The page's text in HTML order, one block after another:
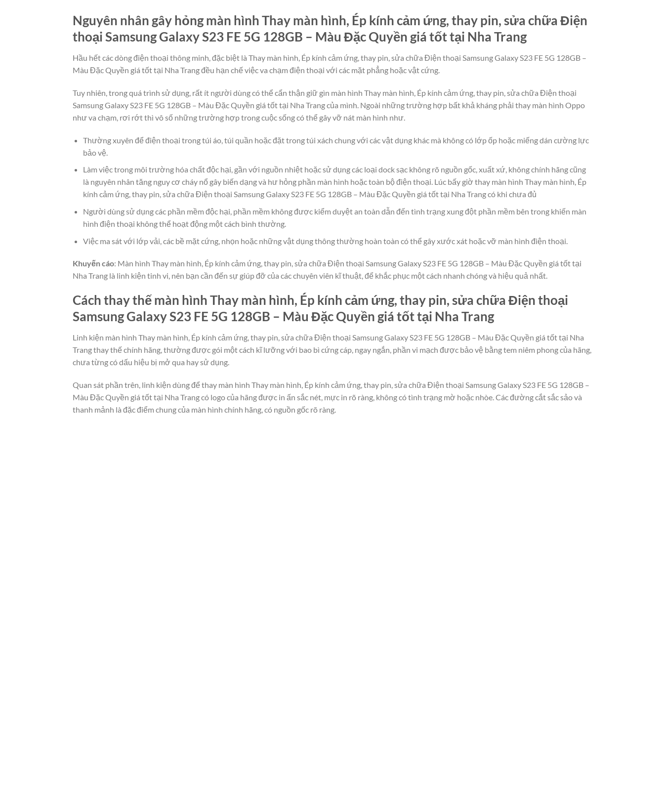
Nguyên nhân gây hỏng màn hình Thay màn hình, Ép kính cảm ứng, thay pin, sửa chữa Điện
thoại Samsung Galaxy S23 FE 5G 128GB – Màu Đặc Quyền giá tốt tại Nha Trang
Hầu hết các dòng điện thoại thông minh, đặc biệt là Thay màn hình, Ép kính cảm ứng, thay pin, sửa chữa Điện thoại Samsung Galaxy S23 FE 5G 128GB –
Màu Đặc Quyền giá tốt tại Nha Trang đều hạn chế việc va chạm điện thoại với các mặt phẳng hoặc vật cứng.
Tuy nhiên, trong quá trình sử dụng, rất ít người dùng có thể cẩn thận giữ gìn màn hình Thay màn hình, Ép kính cảm ứng, thay pin, sửa chữa Điện thoại
Samsung Galaxy S23 FE 5G 128GB – Màu Đặc Quyền giá tốt tại Nha Trang của mình. Ngoài những trường hợp bất khả kháng phải thay màn hình Oppo
như va chạm, rơi rớt thì vô số những trường hợp trong cuộc sống có thể gây vỡ nát màn hình như.
Thường xuyên để điện thoại trong túi áo, túi quần hoặc đặt trong túi xách chung với các vật dụng khác mà không có lớp ốp hoặc miếng dán cường lực
bảo vệ.
Làm việc trong môi trường hóa chất độc hại, gần với nguồn nhiệt hoặc sử dụng các loại dock sạc không rõ nguồn gốc, xuất xứ, không chính hãng cũng
là nguyên nhân tăng nguy cơ cháy nổ gây biến dạng và hư hỏng phần màn hình hoặc toàn bộ điện thoại. Lúc bấy giờ thay màn hình Thay màn hình, Ép
kính cảm ứng, thay pin, sửa chữa Điện thoại Samsung Galaxy S23 FE 5G 128GB – Màu Đặc Quyền giá tốt tại Nha Trang có khi chưa đủ
Người dùng sử dụng các phần mềm độc hại, phần mềm không được kiểm duyệt an toàn dẫn đến tình trạng xung đột phần mềm bên trong khiến màn
hình điện thoại không thể hoạt động một cách bình thường.
Việc ma sát với lớp vải, các bề mặt cứng, nhọn hoặc những vật dụng thông thường hoàn toàn có thể gây xước xát hoặc vỡ màn hình điện thoại.
Khuyến cáo: Màn hình Thay màn hình, Ép kính cảm ứng, thay pin, sửa chữa Điện thoại Samsung Galaxy S23 FE 5G 128GB – Màu Đặc Quyền giá tốt tại
Nha Trang là linh kiện tinh vi, nên bạn cần đến sự giúp đỡ của các chuyên viên kĩ thuật, để khắc phục một cách nhanh chóng và hiệu quả nhất.
Cách thay thế màn hình Thay màn hình, Ép kính cảm ứng, thay pin, sửa chữa Điện thoại
Samsung Galaxy S23 FE 5G 128GB – Màu Đặc Quyền giá tốt tại Nha Trang
Linh kiện màn hình Thay màn hình, Ép kính cảm ứng, thay pin, sửa chữa Điện thoại Samsung Galaxy S23 FE 5G 128GB – Màu Đặc Quyền giá tốt tại Nha
Trang thay thế chính hãng, thường được gói một cách kĩ lưỡng với bao bì cứng cáp, ngay ngắn, phần vi mạch được bảo vệ bằng tem niêm phong của hãng,
chưa từng có dấu hiệu bị mở qua hay sử dụng.
Quan sát phần trên, linh kiện dùng để thay màn hình Thay màn hình, Ép kính cảm ứng, thay pin, sửa chữa Điện thoại Samsung Galaxy S23 FE 5G 128GB –
Màu Đặc Quyền giá tốt tại Nha Trang có logo của hãng được in ấn sắc nét, mực in rõ ràng, không có tình trạng mờ hoặc nhòe. Các đường cắt sắc sảo và
thanh mảnh là đặc điểm chung của màn hình chính hãng, có nguồn gốc rõ ràng.